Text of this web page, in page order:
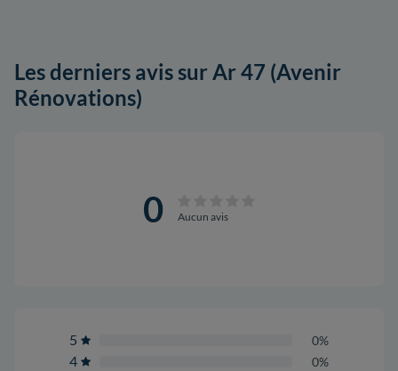
Les derniers avis sur Ar 47 (Avenir
Rénovations)
0 Aucun avis
5 0%
4 0%